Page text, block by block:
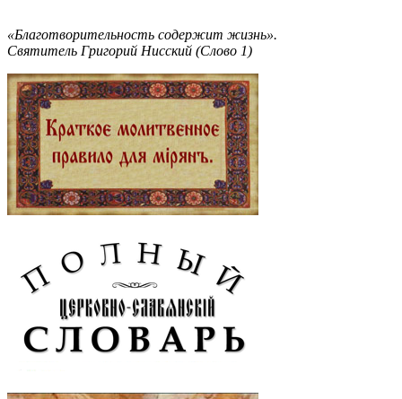
«Благотворительность содержит жизнь».
Святитель Григорий Нисский (Слово 1)